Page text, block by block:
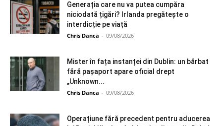
Generația care nu va putea cumpăra
niciodată țigări? Irlanda pregătește o
interdicție pe viață
Chris Danca - 09/08/2026
Mister în fața instanței din Dublin: un bărbat
fără pașaport apare oficial drept
„Unknown...
Chris Danca - 09/08/2026
Operațiune fără precedent pentru aducerea